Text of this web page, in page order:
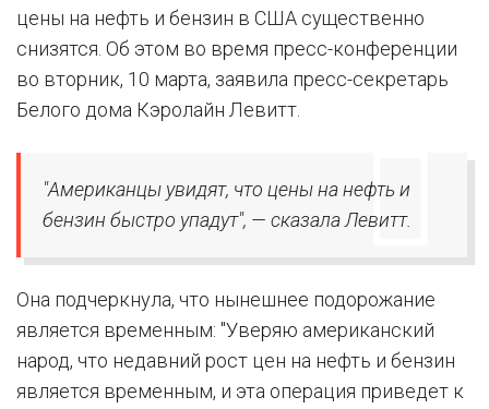
цены на нефть и бензин в США существенно
снизятся. Об этом во время пресс-конференции
во вторник, 10 марта, заявила пресс-секретарь
Белого дома Кэролайн Левитт.
"Американцы увидят, что цены на нефть и
бензин быстро упадут", — сказала Левитт.
Она подчеркнула, что нынешнее подорожание
является временным: "Уверяю американский
народ, что недавний рост цен на нефть и бензин
является временным, и эта операция приведет к